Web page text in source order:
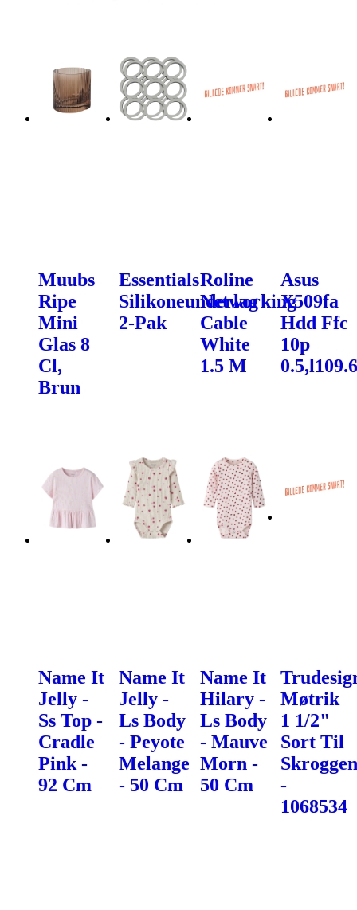
Muubs
Ripe
Mini
Glas 8
Cl,
Brun
Essentials
Silikoneunderlag
2-Pak
Roline
Networking
Cable
White
1.5 M
Asus
X509fa
Hdd Ffc
10p
0.5,l109.6
Name It
Jelly -
Ss Top -
Cradle
Pink -
92 Cm
Name It
Jelly -
Ls Body
- Peyote
Melange
- 50 Cm
Name It
Hilary -
Ls Body
- Mauve
Morn -
50 Cm
Møtrik
1 1/2"
Sort Til
-
1068534